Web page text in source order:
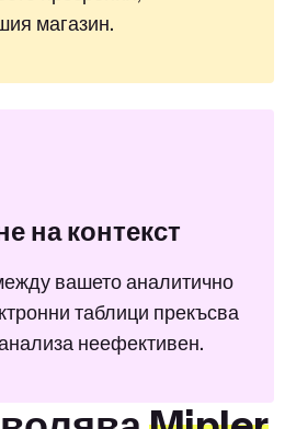
магазин.
на контекст
вашето аналитично
таблици прекъсва
неефективен.